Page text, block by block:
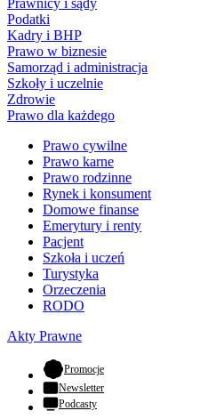
Prawnicy i sądy
Podatki
Kadry i BHP
Prawo w biznesie
Samorząd i administracja
Szkoły i uczelnie
Zdrowie
Prawo dla każdego
Prawo cywilne
Prawo karne
Prawo rodzinne
Rynek i konsument
Domowe finanse
Emerytury i renty
Pacjent
Szkoła i uczeń
Turystyka
Orzeczenia
RODO
Akty Prawne
Promocje- otwiera się w nowej karcie
Newsletter
Podcasty